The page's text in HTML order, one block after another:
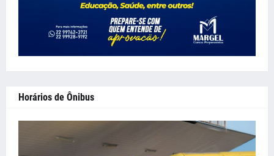
Horários de Ônibus